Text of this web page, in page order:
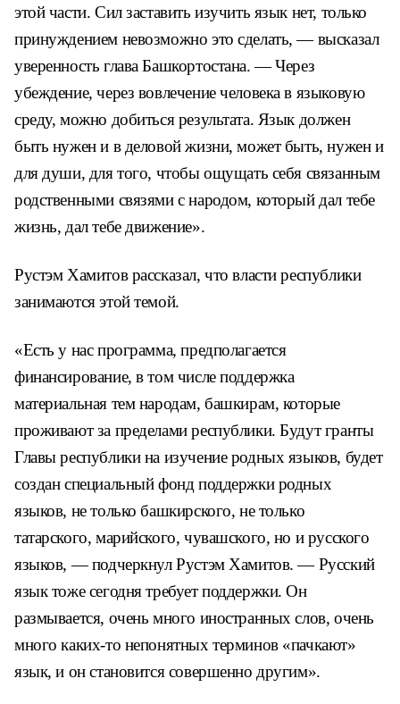
этой части. Сил заставить изучить язык нет, только
принуждением невозможно это сделать, — высказал
уверенность глава Башкортостана. — Через
убеждение, через вовлечение человека в языковую
среду, можно добиться результата. Язык должен
быть нужен и в деловой жизни, может быть, нужен и
для души, для того, чтобы ощущать себя связанным
родственными связями с народом, который дал тебе
жизнь, дал тебе движение».
Рустэм Хамитов рассказал, что власти республики
занимаются этой темой.
«Есть у нас программа, предполагается
финансирование, в том числе поддержка
материальная тем народам, башкирам, которые
проживают за пределами республики. Будут гранты
Главы республики на изучение родных языков, будет
создан специальный фонд поддержки родных
языков, не только башкирского, не только
татарского, марийского, чувашского, но и русского
языков, — подчеркнул Рустэм Хамитов. — Русский
язык тоже сегодня требует поддержки. Он
размывается, очень много иностранных слов, очень
много каких-то непонятных терминов «пачкают»
язык, и он становится совершенно другим».